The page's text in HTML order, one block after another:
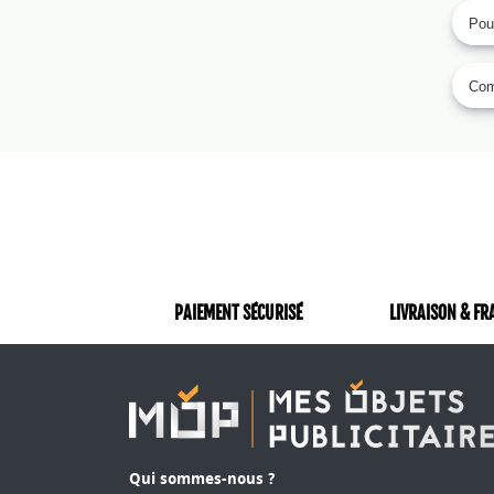
PAIEMENT SÉCURISÉ LIVRAISON &
Qui sommes-nous ?